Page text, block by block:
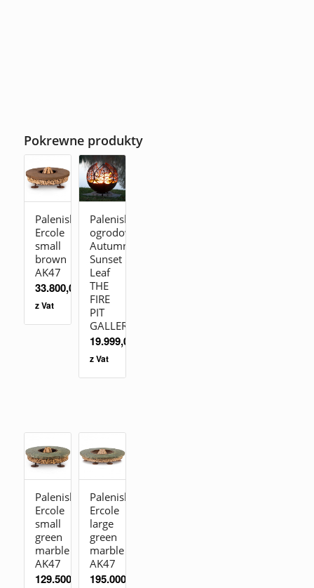
Pokrewne produkty
Palenisko
Ercole
small
brown
AK47
33.800,00
z Vat
Palenisko
ogrodowe
Autumn
Sunset
Leaf
THE
FIRE
PIT
GALLERY
19.999,00
z Vat
Palenisko
Ercole
small
green
marble
AK47
129.500,00 zł
Palenisko
Ercole
large
green
marble
AK47
195.000,00